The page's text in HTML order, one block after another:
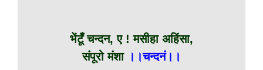
भेंटूँ चन्दन, ए ! मसीहा अहिंसा,
संपूरो मंशा ।।चन्दनं।।